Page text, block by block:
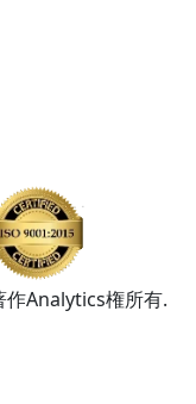
Analytics権所有.